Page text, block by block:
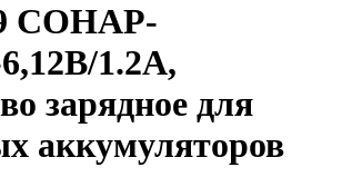
СОНАР-
1.2А,
зарядное для
аккумуляторов